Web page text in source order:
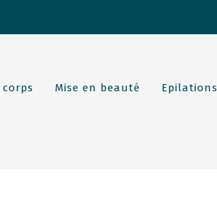
Mise en beauté Epilations